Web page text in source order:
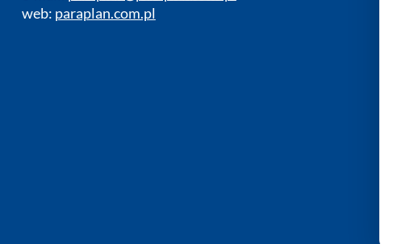
web: paraplan.com.pl